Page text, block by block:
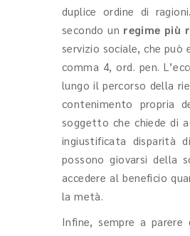
duplice ordine di
secondo un regime più
servizio sociale, che può
comma 4, ord. pen.
lungo il percorso della
contenimento propria
soggetto che chiede di
ingiustificata disparità
possono giovarsi della
accedere al beneficio
la metà.
Infine, sempre a parere